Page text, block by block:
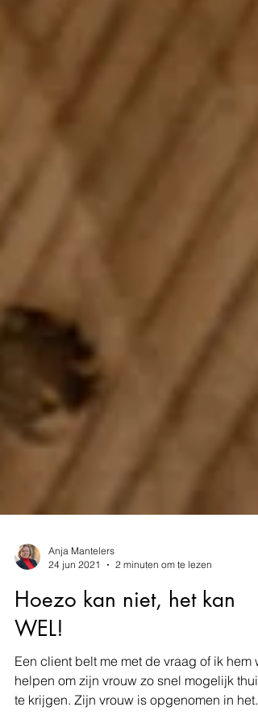
Anja Mantelers
24 jun 2021
2 minuten om te lezen
Hoezo kan niet, het kan
WEL!
Een client belt me met de vraag of ik hem